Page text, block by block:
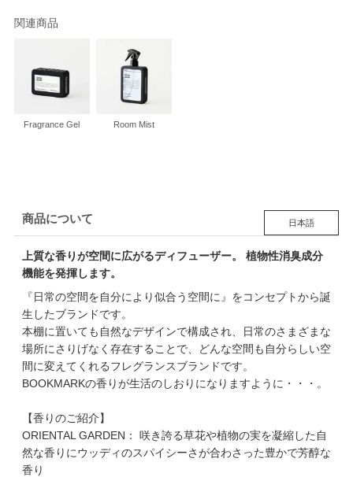
関連商品
Fragrance Gel Room Mist
商品について 日本語
上質な香りが空間に広がるディフューザー。 植物性消臭成分
機能を発揮します。
『日常の空間を自分により似合う空間に』をコンセプトから誕
生したブランドです。
本棚に置いても自然なデザインで構成され、日常のさまざまな
場所にさりげなく存在することで、どんな空間も自分らしい空
間に変えてくれるフレグランスブランドです。
BOOKMARKの香りが生活のしおりになりますように・・・。
【香りのご紹介】
ORIENTAL GARDEN： 咲き誇る草花や植物の実を凝縮した自
然な香りにウッディのスパイシーさが合わさった豊かで芳醇な
香り